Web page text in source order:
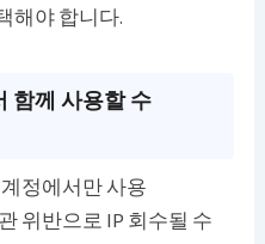
해야 합니다.
함께 사용할 수
정에서만 사용
위반으로 IP 회수될 수